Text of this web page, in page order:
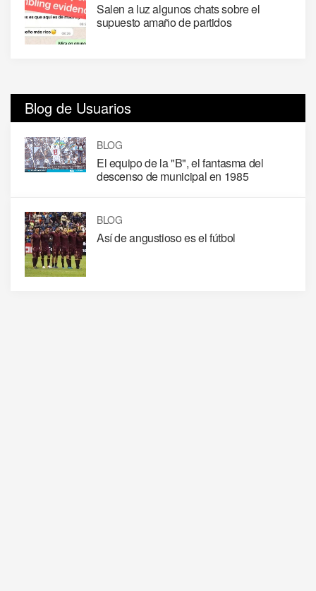
Salen a luz algunos chats sobre el
supuesto amaño de partidos
Blog de Usuarios
BLOG
El equipo de la "B", el fantasma del
descenso de municipal en 1985
BLOG
Así de angustioso es el fútbol